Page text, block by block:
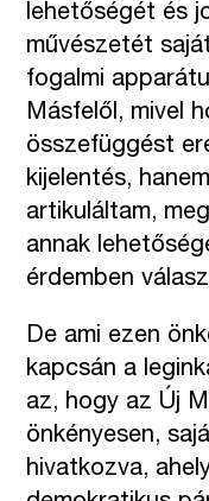
lehetőségét és
művészetét
fogalmi
Másfelől, mivel
összefüggést
kijelentés,
artikuláltam,
annak
érdemben
De ami ezen
kapcsán a
az, hogy az Új
önkényesen,
hivatkozva,